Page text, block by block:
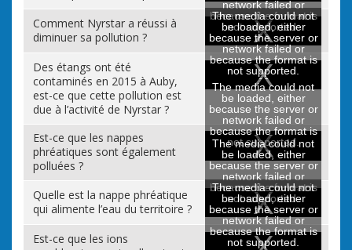
Comment Nyrstar a réussi à
diminuer sa pollution ?
network failed or
because the format is
not supported.
Des étangs ont été
contaminés en 2015 à Auby,
est-ce que cette pollution est
due à l’activité de Nyrstar ?
The media could not
be loaded, either
because the server or
network failed or
because the format is
not supported.
Est-ce que les nappes
phréatiques sont également
polluées ?
The media could not
be loaded, either
because the server or
network failed or
because the format is
not supported.
Quelle est la nappe phréatique
qui alimente l’eau du territoire ?
The media could not
be loaded, either
because the server or
network failed or
because the format is
not supported.
Est-ce que les ions
The media could not
be loaded, either
because the server or
network failed or
because the format is
not supported.